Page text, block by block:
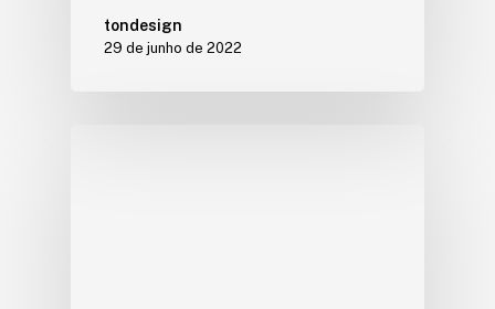
tondesign
29 de junho de 2022